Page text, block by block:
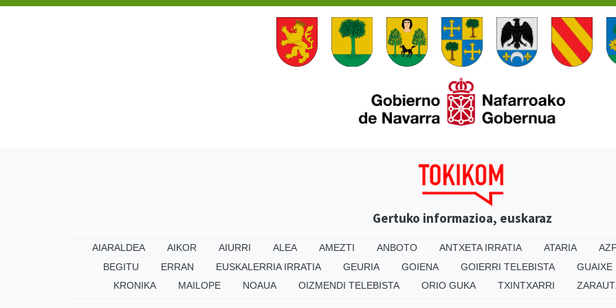
Gertuko informazioa, euskaraz
AIARALDEA AIKOR AIURRI ALEA AMEZTI ANBOTO ANTXETA IRRATIA ATARIA
BEGITU
ERRAN EUSKALERRIA IRRATIA GEURIA GOIENA GOIERRI TELEBISTA
GUAIXE
KRONIKA
MAILOPE NOAUA OIZMENDI TELEBISTA ORIO GUKA TXINTXARRI